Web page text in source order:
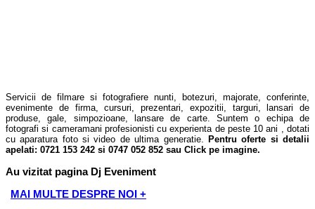
Servicii de filmare si fotografiere nunti, botezuri, majorate, conferinte,
evenimente de firma, cursuri, prezentari, expozitii, targuri, lansari de
produse, gale, simpozioane, lansare de carte. Suntem o echipa de
fotografi si cameramani profesionisti cu experienta de peste 10 ani , dotati
cu aparatura foto si video de ultima generatie. Pentru oferte si detalii
apelati: 0721 153 242 si 0747 052 852 sau Click pe imagine.
Au vizitat pagina Dj Eveniment
MAI MULTE DESPRE NOI +